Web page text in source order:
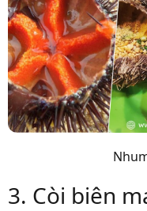
3. Còi biên